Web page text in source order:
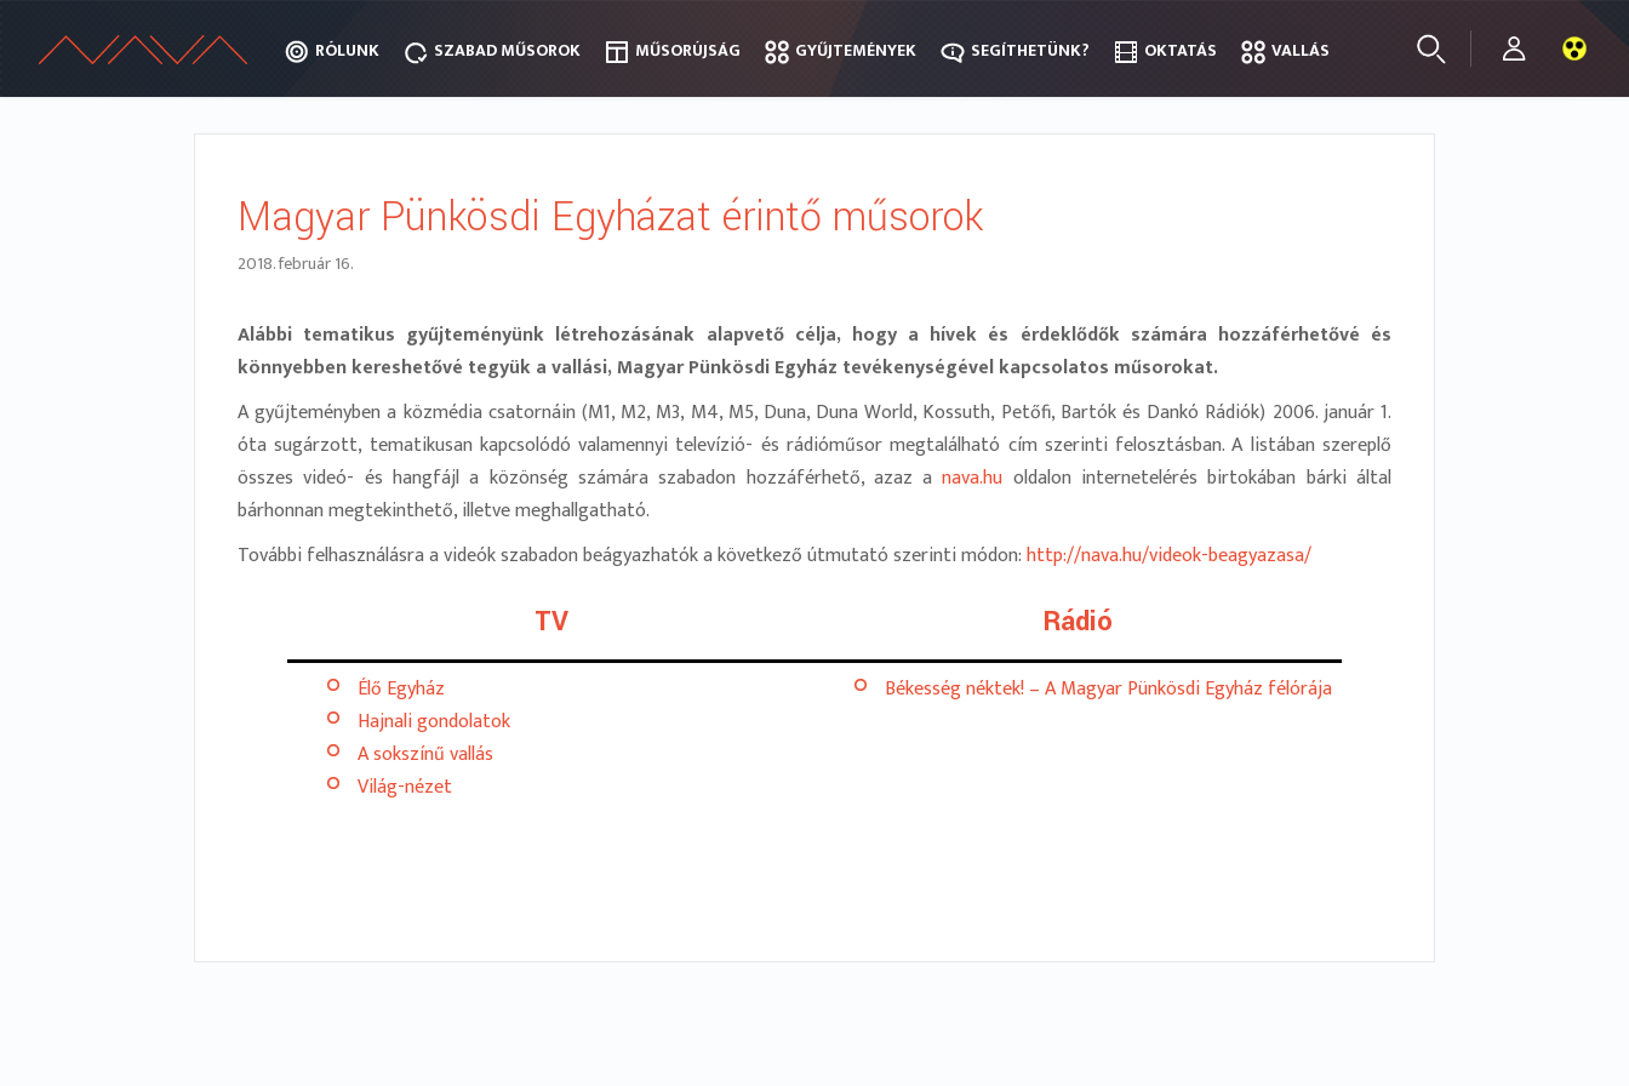
RÓLUNK SZABAD MŰSOROK MŰSORÚJSÁG GYŰJTEMÉNYEK SEGÍTHETÜNK? OKTATÁS VALLÁS
RÓLUNK SZABAD MŰSOROK MŰSORÚJSÁG GYŰJTEMÉNYEK SEGÍTHETÜNK? OKTATÁS VALLÁS
Magyar Pünkösdi Egyházat érintő műsorok
2018. február 16.
Alábbi tematikus gyűjteményünk létrehozásának alapvető célja, hogy a hívek és érdeklődők számára hozzáférhetővé és
könnyebben kereshetővé tegyük a vallási, Magyar Pünkösdi Egyház tevékenységével kapcsolatos műsorokat.
A gyűjteményben a közmédia csatornáin (M1, M2, M3, M4, M5, Duna, Duna World, Kossuth, Petőfi, Bartók és Dankó Rádiók) 2006. január 1.
óta sugárzott, tematikusan kapcsolódó valamennyi televízió- és rádióműsor megtalálható cím szerinti felosztásban. A listában szereplő
összes videó- és hangfájl a közönség számára szabadon hozzáférhető, azaz anava.hu oldalon internetelérés birtokában bárki által
bárhonnan megtekinthető, illetve meghallgatható.
További felhasználásra a videók szabadon beágyazhatók a következő útmutató szerinti módon:http://nava.hu/videok-beagyazasa/
TV Rádió
Élő Egyház
Hajnali gondolatok
A sokszínű vallás
Világ-nézet
Békesség néktek! – A Magyar Pünkösdi Egyház félórája